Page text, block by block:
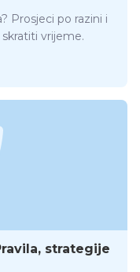
Prosjeci po razini i
vrijeme.
strategije